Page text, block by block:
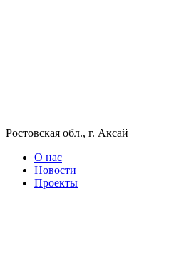
Ростовская обл., г. Аксай
О нас
Новости
Проекты